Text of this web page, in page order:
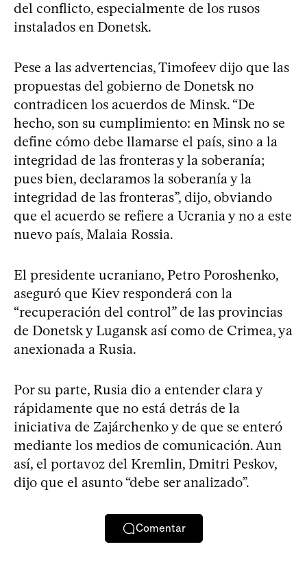
del conflicto, especialmente de los rusos
instalados en Donetsk.
Pese a las advertencias, Timofeev dijo que las
propuestas del gobierno de Donetsk no
contradicen los acuerdos de Minsk. “De
hecho, son su cumplimiento: en Minsk no se
define cómo debe llamarse el país, sino a la
integridad de las fronteras y la soberanía;
pues bien, declaramos la soberanía y la
integridad de las fronteras”, dijo, obviando
que el acuerdo se refiere a Ucrania y no a este
nuevo país, Malaia Rossia.
El presidente ucraniano, Petro Poroshenko,
aseguró que Kiev responderá con la
“recuperación del control” de las provincias
de Donetsk y Lugansk así como de Crimea, ya
anexionada a Rusia.
Por su parte, Rusia dio a entender clara y
rápidamente que no está detrás de la
iniciativa de Zajárchenko y de que se enteró
mediante los medios de comunicación. Aun
así, el portavoz del Kremlin, Dmitri Peskov,
dijo que el asunto “debe ser analizado”.
Comentar